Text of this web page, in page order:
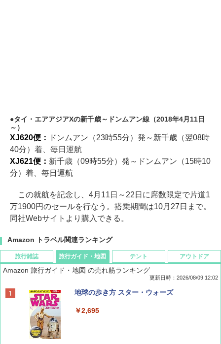
タイ・エアアジアXの新千歳～ドンムアン線（2018年4月11日
～）
XJ620便：
ドンムアン（23時55分）発～新千歳（翌08時
40分）着、毎日運航
XJ621便： 新千歳（09時55分）発～ドンムアン（15時10
分）着、毎日運航
この就航を記念し、4月11日～22日に席数限定で片道1
万1900円のセールを行なう。搭乗期間は10月27日まで。
同社Webサイトより購入できる。
Amazon トラベル関連ランキング
旅行雑誌
BE-PAL(ビ-パル) 2026年 9 月号【特別付録:
旅行ガイド・地図
Amazon 旅行ガイド・地図 の売れ筋ランキング
更新日時：2026/08/09 12:02
地球の歩き方 スター・ウォーズ
￥2,695
テント アウトドア